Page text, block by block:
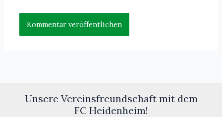
Unsere Vereinsfreundschaft mit dem
FC Heidenheim!